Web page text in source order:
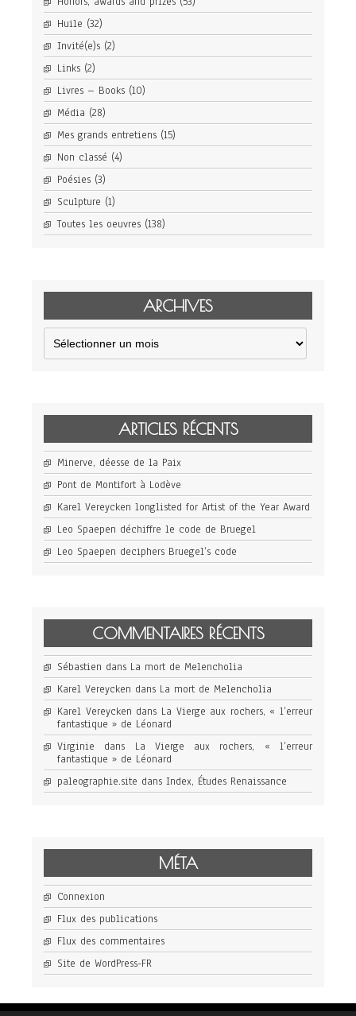
Huile (32)
Invité(e)s (2)
Links (2)
Livres – Books (10)
Média (28)
Mes grands entretiens (15)
Non classé (4)
Poésies (3)
Sculpture (1)
Toutes les oeuvres (138)
ARCHIVES
Archives
ARTICLES RÉCENTS
Minerve, déesse de la Paix
Pont de Montifort à Lodève
Karel Vereycken longlisted for Artist of the Year Award
Leo Spaepen déchiffre le code de Bruegel
Leo Spaepen deciphers Bruegel’s code
COMMENTAIRES RÉCENTS
Sébastien dans La mort de Melencholia
Karel Vereycken dans La mort de Melencholia
Karel Vereycken dans La Vierge aux rochers, « l’erreur
fantastique » de Léonard
Virginie dans La Vierge aux rochers, « l’erreur
fantastique » de Léonard
paleographie.site dans Index, Études Renaissance
MÉTA
Connexion
Flux des publications
Flux des commentaires
Site de WordPress-FR